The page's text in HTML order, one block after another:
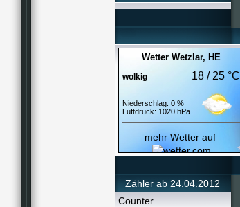
Wetter Wetzlar, HE
wolkig 18 / 25 °C
Niederschlag: 0 %
Luftdruck: 1020 hPa
mehr Wetter auf
Zähler ab 24.04.2012
Counter
*